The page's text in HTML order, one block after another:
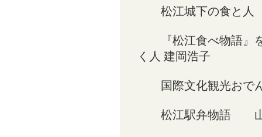
松江城下の食と
『松江食べ物語』
く人 建岡浩子
国際文化観光お
松江駅弁物語 山